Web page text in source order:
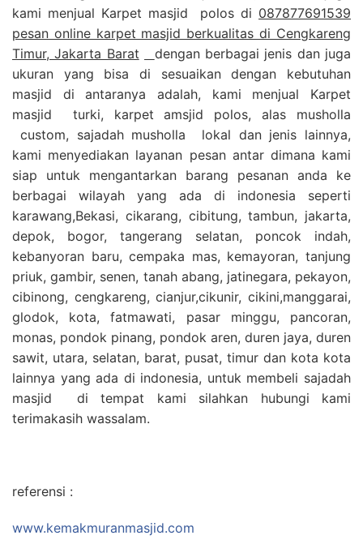
kami menjual Karpet masjid polos di 087877691539
pesan online karpet masjid berkualitas di Cengkareng
Timur, Jakarta Barat
dengan berbagai jenis dan juga
ukuran yang bisa di sesuaikan dengan kebutuhan
masjid di antaranya adalah, kami menjual Karpet
masjid turki, karpet amsjid polos, alas musholla
custom, sajadah musholla lokal dan jenis lainnya,
kami menyediakan layanan pesan antar dimana kami
siap untuk mengantarkan barang pesanan anda ke
berbagai wilayah yang ada di indonesia seperti
karawang,Bekasi, cikarang, cibitung, tambun, jakarta,
depok, bogor, tangerang selatan, poncok indah,
kebanyoran baru, cempaka mas, kemayoran, tanjung
priuk, gambir, senen, tanah abang, jatinegara, pekayon,
cibinong, cengkareng, cianjur,cikunir, cikini,manggarai,
glodok, kota, fatmawati, pasar minggu, pancoran,
monas, pondok pinang, pondok aren, duren jaya, duren
sawit, utara, selatan, barat, pusat, timur dan kota kota
lainnya yang ada di indonesia, untuk membeli sajadah
masjid di tempat kami silahkan hubungi kami
terimakasih wassalam.
referensi :
www.kemakmuranmasjid.com